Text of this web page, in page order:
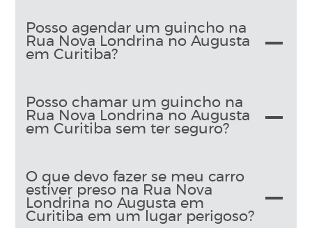
Posso agendar um guincho na
Rua Nova Londrina no Augusta
em Curitiba?
Posso chamar um guincho na
Rua Nova Londrina no Augusta
em Curitiba sem ter seguro?
O que devo fazer se meu carro
estiver preso na Rua Nova
Londrina no Augusta em
Curitiba em um lugar perigoso?